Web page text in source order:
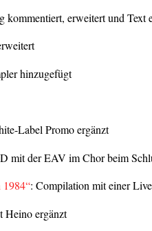
kommentiert, erweitert und Text
hinzugefügt
Label Promo ergänzt
mit der EAV im Chor beim
1984“: Compilation mit einer
Heino ergänzt